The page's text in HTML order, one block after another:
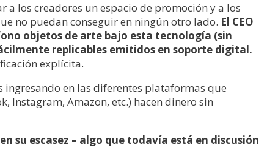
a los creadores un espacio de promoción y a los
no puedan conseguir en ningún otro lado. El CEO
objetos de arte bajo esta tecnología (sin
replicables emitidos en soporte digital.
explícita.
ingresando en las diferentes plataformas que
Instagram, Amazon, etc.) hacen dinero sin
su escasez – algo que todavía está en discusión